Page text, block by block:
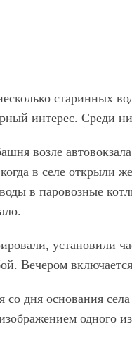
старинных
интерес. Среди
возле
в селе
в паровозные
установили
Вечером
со дня основания
одного